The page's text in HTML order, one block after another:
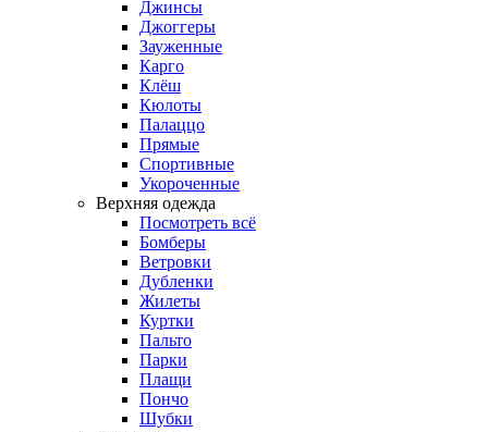
Джинсы
Джоггеры
Зауженные
Карго
Клёш
Кюлоты
Палаццо
Прямые
Спортивные
Укороченные
Верхняя одежда
Посмотреть всё
Бомберы
Ветровки
Дубленки
Жилеты
Куртки
Пальто
Парки
Плащи
Пончо
Шубки